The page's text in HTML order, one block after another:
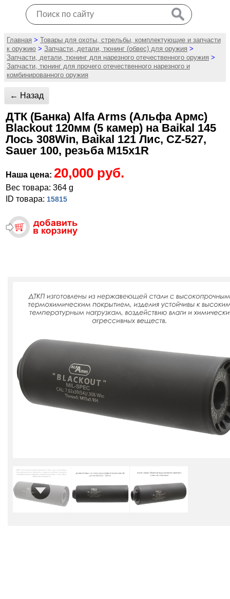
Главная > Товары для охоты, стрельбы, комплектующие и запчасти
к оружию > Запчасти, детали, тюнинг (обвес) для оружия >
Запчасти, детали, тюнинг для нарезного отечественного оружия >
Запчасти, тюнинг для прочего отечественного нарезного и
комбинированного оружия
← Назад
ДТК (Банка) Alfa Arms (Альфа Армс)
Blackout 120мм (5 камер) на Baikal 145
Лось 308Win, Baikal 121 Лис, CZ-527,
Sauer 100, резьба M15x1R
Наша цена: 20,000 руб.
Вес товара: 364 g
ID товара: 15815